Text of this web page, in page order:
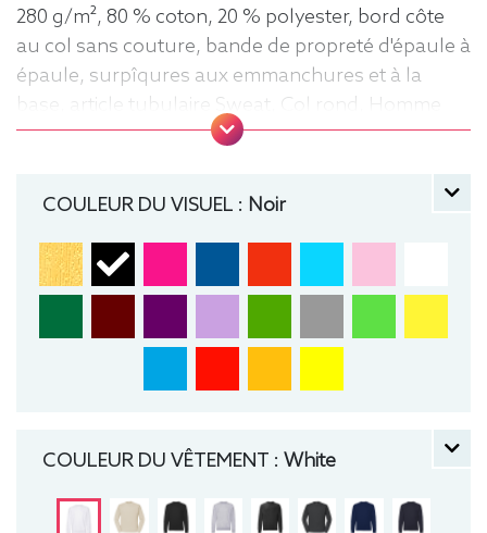
280 g/m², 80 % coton, 20 % polyester, bord côte
au col sans couture, bande de propreté d'épaule à
épaule, surpîqures aux emmanchures et à la
base, article tubulaire Sweat, Col rond, Homme
COULEUR DU VISUEL : Noir
COULEUR DU VÊTEMENT : White